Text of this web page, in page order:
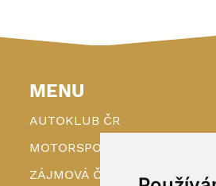
MENU
AUTOKLUB ČR
MOTORSPORT
ZÁJMOVÁ ČINNOST